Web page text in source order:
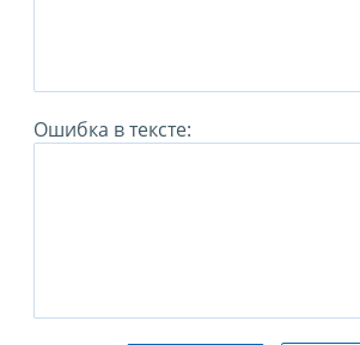
Ошибка в тексте: